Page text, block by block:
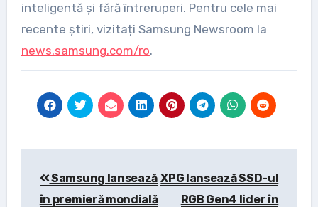
inteligentă și fără întreruperi. Pentru cele mai
recente știri, vizitați Samsung Newsroom la
news.samsung.com/ro.
navigation
Samsung lansează
în premieră mondială
XPG lansează SSD-ul
RGB Gen4 lider în